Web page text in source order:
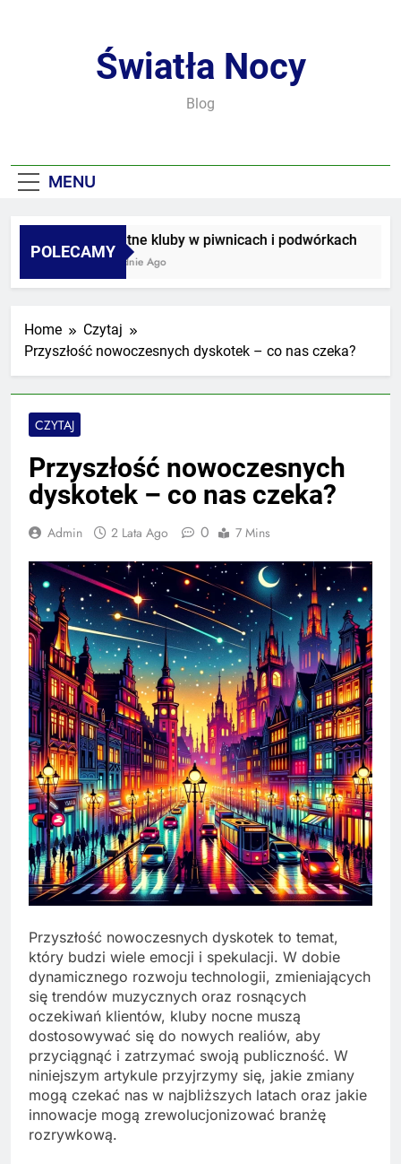
Światła Nocy
Blog
MENU
POLECAMY
Sekretne kluby w piwnicach i podwórkach
3 Tygodnie Ago
Home
Czytaj
Przyszłość nowoczesnych dyskotek – co nas czeka?
CZYTAJ
Przyszłość nowoczesnych
dyskotek – co nas czeka?
Admin 2 Lata Ago 0 7 Mins
Przyszłość nowoczesnych dyskotek to temat,
który budzi wiele emocji i spekulacji. W dobie
dynamicznego rozwoju technologii, zmieniających
się trendów muzycznych oraz rosnących
oczekiwań klientów, kluby nocne muszą
dostosowywać się do nowych realiów, aby
przyciągnąć i zatrzymać swoją publiczność. W
niniejszym artykule przyjrzymy się, jakie zmiany
mogą czekać nas w najbliższych latach oraz jakie
innowacje mogą zrewolucjonizować branżę
rozrywkową.